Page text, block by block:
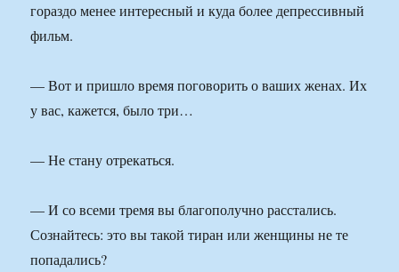
гораздо менее интересный и куда более депрессивный
фильм.
— Вот и пришло время поговорить о ваших женах. Их
у вас, кажется, было три…
— Не стану отрекаться.
— И со всеми тремя вы благополучно расстались.
Сознайтесь: это вы такой тиран или женщины не те
попадались?